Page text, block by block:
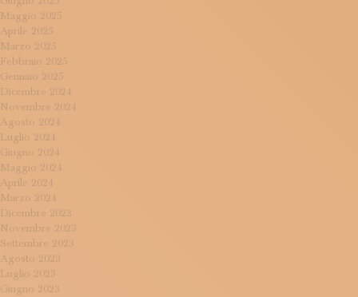
Maggio 2025
Aprile 2025
Marzo 2025
Febbraio 2025
Gennaio 2025
Dicembre 2024
Novembre 2024
Agosto 2024
Luglio 2024
Giugno 2024
Maggio 2024
Aprile 2024
Marzo 2024
Dicembre 2023
Novembre 2023
Settembre 2023
Agosto 2023
Luglio 2023
Giugno 2023